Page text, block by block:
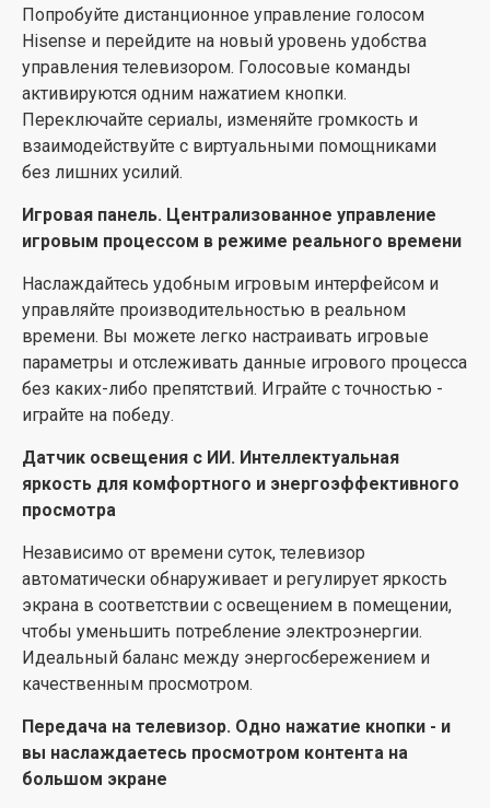
пространство
Широкий выбор диагоналей, которые легко
впишутся в любой интерьер, независимо от ваших
потребностей.
VIDAA для умного телевизора. Это просто. Быстро.
Надежно. Глобальные и местные развлечения.
Приветствуем в будущем телевизоров! Наша
современная операционная система безупречно
объединяет ваш любимый международный и
местный контент, настроенный в соответствии с
вашими уникальными предпочтениями и который
легко найти. Окунитесь в мир бесконечных
развлечений, где вы сможете просматривать самые
популярные сериалы, фильмы-блокбастеры и т.д. -
предпочтениями и с удобным доступом. Улучшайте
просмотр уже сегодня и управляйте
развлекательными возможностями!
EZPlay. Управляйте звуком легко
Пульт EZPlay в корне меняет ваш домашний
кинотеатр, обеспечивая мгновенное соединение
телевизора Hisense с саундбаром. Управляйте
саундбаром прямо с экрана телевизора - просто и
Попробуйте дистанционное управление голосом
Hisense и перейдите на новый уровень удобства
управления телевизором. Голосовые команды
активируются одним нажатием кнопки.
Переключайте сериалы, изменяйте громкость и
взаимодействуйте с виртуальными помощниками
без лишних усилий.
Игровая панель. Централизованное управление
игровым процессом в режиме реального времени
Наслаждайтесь удобным игровым интерфейсом и
управляйте производительностью в реальном
времени. Вы можете легко настраивать игровые
параметры и отслеживать данные игрового процесса
без каких-либо препятствий. Играйте с точностью -
играйте на победу.
Датчик освещения с ИИ. Интеллектуальная
яркость для комфортного и энергоэффективного
просмотра
Независимо от времени суток, телевизор
автоматически обнаруживает и регулирует яркость
экрана в соответствии с освещением в помещении,
чтобы уменьшить потребление электроэнергии.
Идеальный баланс между энергосбережением и
качественным просмотром.
Передача на телевизор. Одно нажатие кнопки - и
вы наслаждаетесь просмотром контента на
большом экране